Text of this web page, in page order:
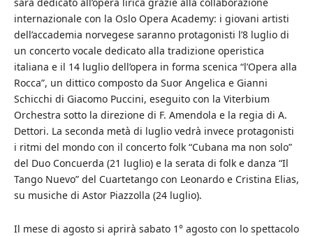
internazionale con la Oslo Opera Academy: i giovani artisti
dell’accademia norvegese saranno protagonisti l’8 luglio di
un concerto vocale dedicato alla tradizione operistica
italiana e il 14 luglio dell’opera in forma scenica “l’Opera alla
Rocca”, un dittico composto da Suor Angelica e Gianni
Schicchi di Giacomo Puccini, eseguito con la Viterbium
Orchestra sotto la direzione di F. Amendola e la regia di A.
Dettori. La seconda metà di luglio vedrà invece protagonisti
i ritmi del mondo con il concerto folk “Cubana ma non solo”
del Duo Concuerda (21 luglio) e la serata di folk e danza “Il
Tango Nuevo” del Cuartetango con Leonardo e Cristina Elias,
su musiche di Astor Piazzolla (24 luglio).
Il mese di agosto si aprirà sabato 1° agosto con lo spettacolo